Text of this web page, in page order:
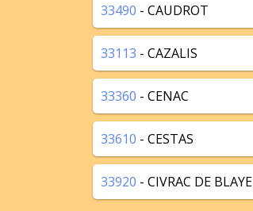
33490 - CAUDROT
33113 - CAZALIS
33360 - CENAC
33610 - CESTAS
33920 - CIVRAC DE BLAYE